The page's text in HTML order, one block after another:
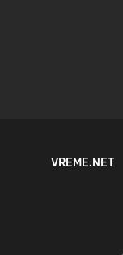
VREME.NET